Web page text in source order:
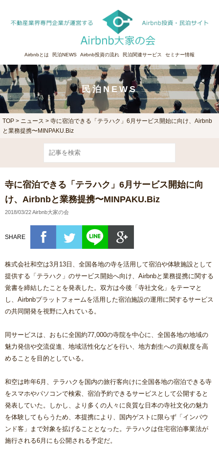
Airbnbとは 民泊NEWS Airbnb投資の流れ 民泊関連サービス セミナー情報
民泊NEWS
TOP > ニュース > 寺に宿泊できる「テラハク」6月サービス開始に向け、Airbnb
と業務提携〜MINPAKU.Biz
寺に宿泊できる「テラハク」6月サービス開始に向
け、Airbnbと業務提携〜MINPAKU.Biz
2018/03/22 Airbnb大家の会
SHARE
株式会社和空は3月13日、全国各地の寺を活用して宿泊や体験施設として
提供する「テラハク」のサービス開始へ向け、Airbnbと業務提携に関する
覚書を締結したことを発表した。双方は今後「寺社文化」をテーマと
し、Airbnbプラットフォームを活用した宿泊施設の運用に関するサービス
の共同開発を視野に入れている。
同サービスは、おもに全国約77,000の寺院を中心に、全国各地の地域の
魅力発信や交流促進、地域活性化などを行い、地方創生への貢献度を高
めることを目的としている。
和空は昨年6月、テラハクを国内の旅行客向けに全国各地の宿泊できる寺
をスマホやパソコンで検索、宿泊予約できるサービスとして公開すると
発表していた。しかし、より多くの人々に良質な日本の寺社文化の魅力
を体験してもらうため、本提携により、国内ゲストに限らず「インバウ
ンド客」まで対象を拡げることとなった。テラハクは住宅宿泊事業法が
施行される6月にも公開される予定だ。